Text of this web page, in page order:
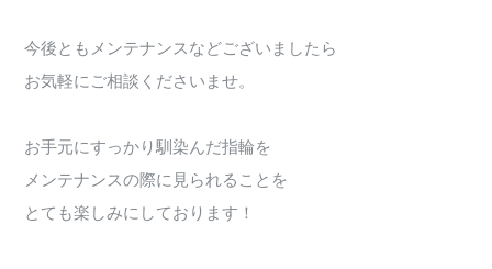
今後ともメンテナンスなどございましたら
お気軽にご相談くださいませ。
お手元にすっかり馴染んだ指輪を
メンテナンスの際に見られることを
とても楽しみにしております！